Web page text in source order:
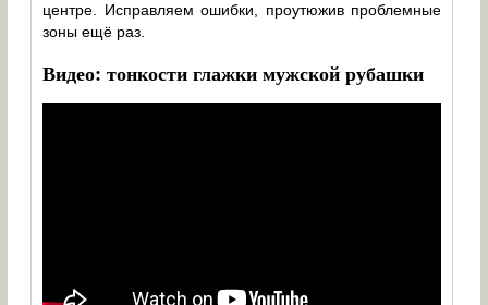
центре. Исправляем ошибки, проутюжив проблемные
зоны ещё раз.
Видео: тонкости глажки мужской рубашки